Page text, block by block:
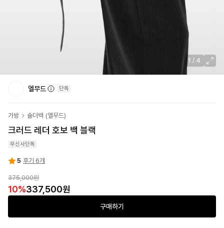
1 / 4
엘무드 단독
가방 숄더백 (엘무드)
크러드 레더 호보 백 블랙
무신사단독
5 후기 6개
375,000원
10%337,500원
구매하기